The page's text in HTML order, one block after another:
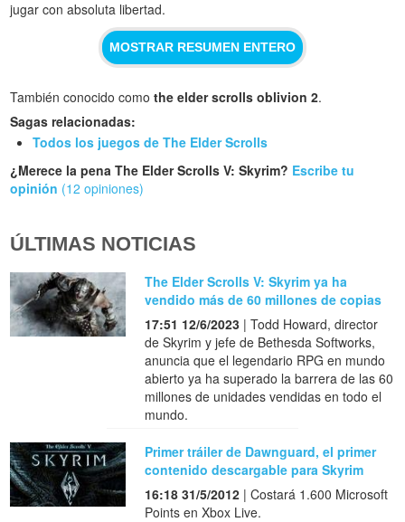
jugar con absoluta libertad.
MOSTRAR RESUMEN ENTERO
También conocido comothe elder scrolls oblivion 2.
Sagas relacionadas:
Todos los juegos de The Elder Scrolls
¿Merece la pena The Elder Scrolls V: Skyrim? Escribe tu
opinión (12 opiniones)
ÚLTIMAS NOTICIAS
The Elder Scrolls V: Skyrim ya ha
vendido más de 60 millones de copias
17:51 12/6/2023 | Todd Howard, director
de Skyrim y jefe de Bethesda Softworks,
anuncia que el legendario RPG en mundo
abierto ya ha superado la barrera de las 60
millones de unidades vendidas en todo el
mundo.
Primer tráiler de Dawnguard, el primer
contenido descargable para Skyrim
16:18 31/5/2012 | Costará 1.600 Microsoft
Points en Xbox Live.